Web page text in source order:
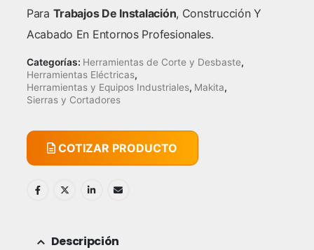
Para Trabajos De Instalación, Construcción Y
Acabado En Entornos Profesionales.
Categorías: Herramientas de Corte y Desbaste,
Herramientas Eléctricas,
Herramientas y Equipos Industriales, Makita,
Sierras y Cortadores
COTIZAR PRODUCTO
Descripción